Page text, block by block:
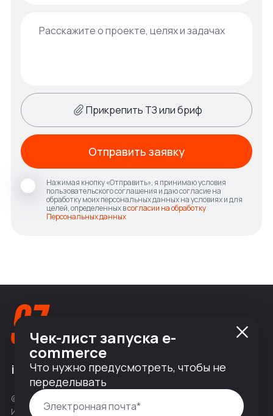
Прикрепить ТЗ или бриф
Нажимая кнопку «Отправить», я принимаю условия
пользовательского соглашения и даю согласие на
обработку моих персональных данных на условиях и для
целей, определенных всогласии на обработку
Персональных данных
Отправить заявку
info@nineseven.ru
© 2010 — 2026 ООО «Найнсевен», УНП 191376768,
ИНН 9710142077, КПП 771001001, ОГРН 1247700831377
Чек-лист запуска e-
commerce
Что нужно предусмотреть, чтобы не
переделывать